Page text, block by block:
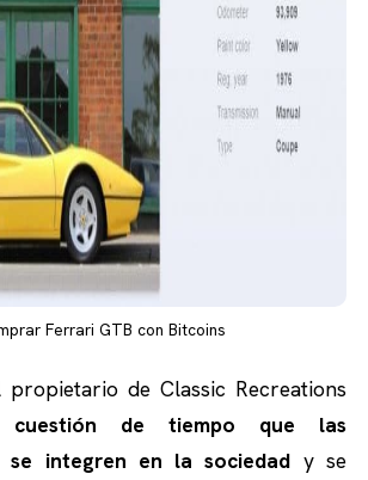
Ferrari GTB con Bitcoins
propietario de Classic Recreations
cuestión de tiempo que las
se integren en la sociedad y se